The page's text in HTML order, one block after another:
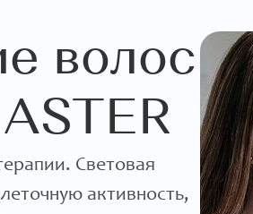
волос
Световая
активность,